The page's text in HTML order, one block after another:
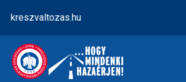
content
kreszvaltozas.hu